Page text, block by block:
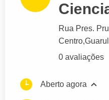
Rua Pres.
Centro,
0 avaliações
Aberto agora